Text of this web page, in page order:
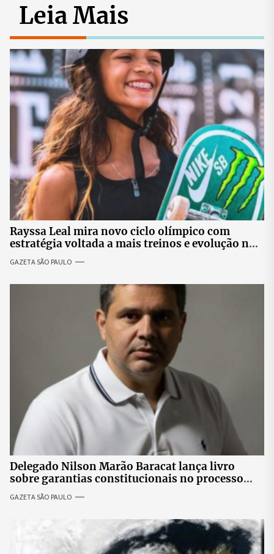
Leia Mais
Rayssa Leal mira novo ciclo olímpico com
estratégia voltada a mais treinos e evolução no
GAZETA SÃO PAULO
Delegado Nilson Marão Baracat lança livro
sobre garantias constitucionais no processo
penal brasileiro
GAZETA SÃO PAULO